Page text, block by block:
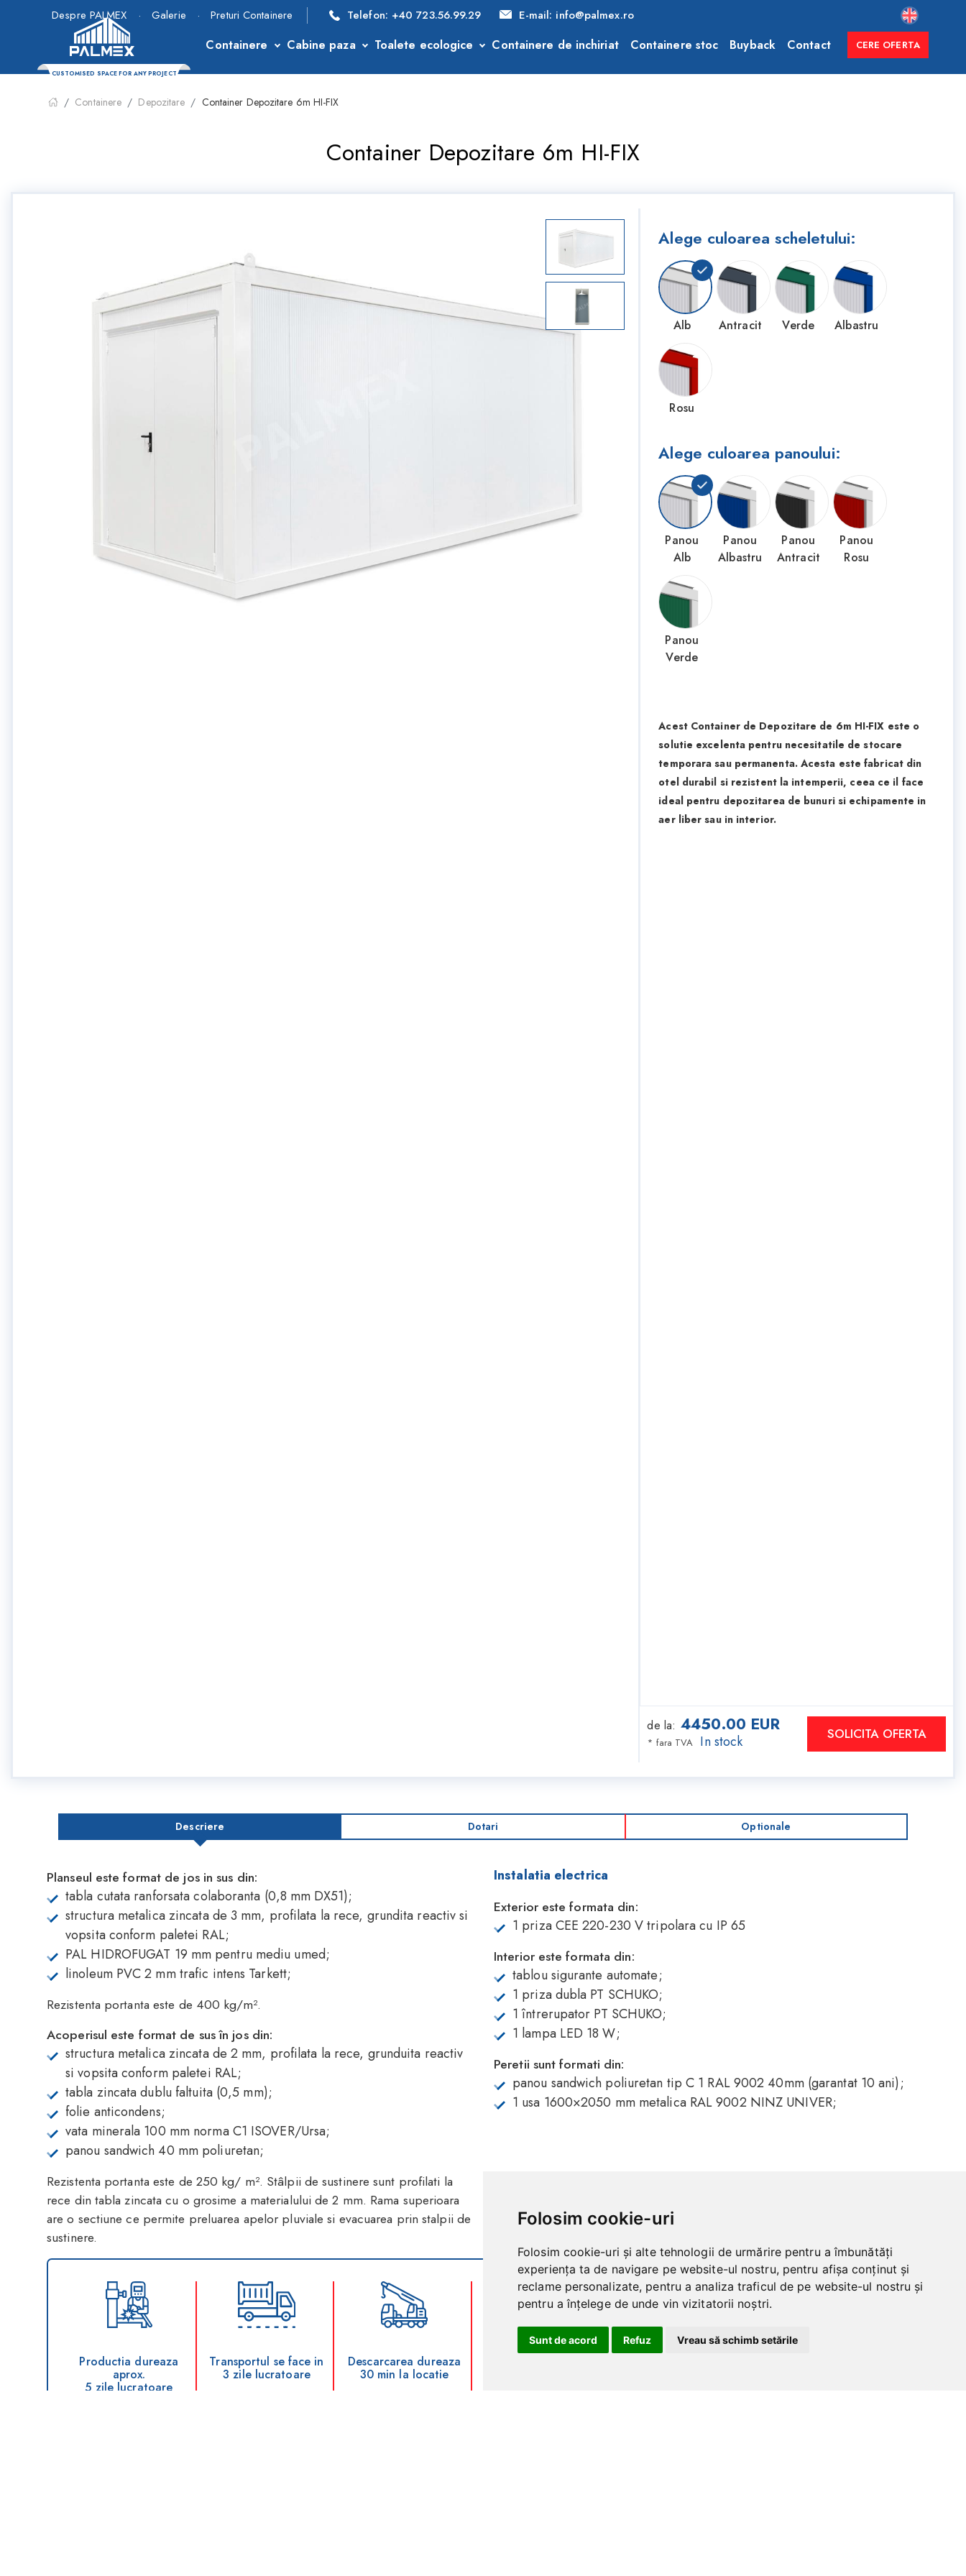
Folosim cookie-uri
Folosim cookie-uri și alte tehnologii de urmărire pentru a îmbunătăți
experiența ta de navigare pe website-ul nostru, pentru afișa conținut și
reclame personalizate, pentru a analiza traficul de pe website-ul nostru și
pentru a înțelege de unde vin vizitatorii noștri.
Sunt de acord Refuz Vreau să schimb setările
Despre PALMEX · Galerie · Preturi Containere Telefon: +40 723.56.99.29 E-mail: info@palmex.ro
CUSTOMISED SPACE FOR ANY PROJECT
Containere Cabine paza Toalete ecologice Containere de inchiriat Containere stoc Buyback Contact CERE OFERTA
Containere Depozitare Container Depozitare 6m HI-FIX
Container Depozitare 6m HI-FIX
Alege culoarea scheletului:
Alb Antracit Verde Albastru
Rosu
Alege culoarea panoului:
Panou
Alb
Panou
Albastru
Panou
Antracit
Panou
Rosu
Panou
Verde
Acest Container de Depozitare de 6m HI-FIX este o
solutie excelenta pentru necesitatile de stocare
temporara sau permanenta. Acesta este fabricat din
otel durabil si rezistent la intemperii, ceea ce il face
ideal pentru depozitarea de bunuri si echipamente in
aer liber sau in interior.
de la: 4450.00 EUR
* fara TVA In stock SOLICITA OFERTA
Descriere Dotari Optionale
Planseul este format de jos in sus din:
tabla cutata ranforsata colaboranta (0,8 mm DX51);
structura metalica zincata de 3 mm, profilata la rece, grundita reactiv si
vopsita conform paletei RAL;
PAL HIDROFUGAT 19 mm pentru mediu umed;
linoleum PVC 2 mm trafic intens Tarkett;
Rezistenta portanta este de 400 kg/m².
Acoperisul este format de sus în jos din:
structura metalica zincata de 2 mm, profilata la rece, grunduita reactiv
si vopsita conform paletei RAL;
tabla zincata dublu faltuita (0,5 mm);
folie anticondens;
vata minerala 100 mm norma C1 ISOVER/Ursa;
panou sandwich 40 mm poliuretan;
Rezistenta portanta este de 250 kg/ m². Stâlpii de sustinere sunt profilati la
rece din tabla zincata cu o grosime a materialului de 2 mm. Rama superioara
are o sectiune ce permite preluarea apelor pluviale si evacuarea prin stalpii de
sustinere.
Instalatia electrica
Exterior este formata din:
1 priza CEE 220-230 V tripolara cu IP 65
Interior este formata din:
tablou sigurante automate;
1 priza dubla PT SCHUKO;
1 întrerupator PT SCHUKO;
1 lampa LED 18 W;
Peretii sunt formati din:
panou sandwich poliuretan tip C 1 RAL 9002 40mm (garantat 10 ani);
1 usa 1600×2050 mm metalica RAL 9002 NINZ UNIVER;
Productia dureaza
aprox.
5 zile lucratoare
Transportul se face in
3 zile lucratoare
Descarcarea dureaza
30 min la locatie